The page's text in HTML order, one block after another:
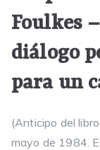
Foulkes
diálogo
para un
(Anticipo del
mayo de 1984.